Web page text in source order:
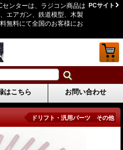
ンターは、ラジコン商品は
エアガン、鉄道模型、木製
無料にて全国のお客様にお
PCサイト
はこちら お問い合わせ
ドリフト・汎用パーツ その他